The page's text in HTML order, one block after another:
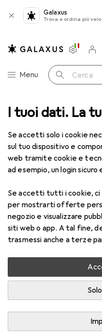
I tuoi dati. La
Se accetti solo i cookie
sul tuo dispositivo e
web tramite cookie e
ad esempio, un login
Se accetti tutti i cookie,
per mostrarti offerte
negozio e visualizzare
siti web o app. A tal fine,
trasmessi anche a terze
Galaxus
Trova e ordina più
Categoria Navigazione
Menu Cerca
Impostazioni
Conto
Liste di
Liste dei
Carrello
di misurazione del
del
Dispositivo di